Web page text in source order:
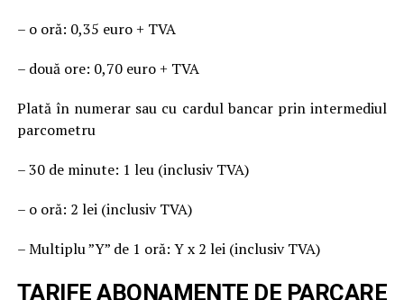
– o oră: 0,35 euro + TVA
– două ore: 0,70 euro + TVA
Plată în numerar sau cu cardul bancar prin intermediul
parcometru
– 30 de minute: 1 leu (inclusiv TVA)
– o oră: 2 lei (inclusiv TVA)
– Multiplu ”Y” de 1 oră: Y x 2 lei (inclusiv TVA)
TARIFE ABONAMENTE DE PARCARE